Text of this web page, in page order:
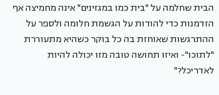
הבית שחלמה על "בית כמו במגזינים" אינה מחמיצה אף
הזדמנות כדי להודות על הגשמת חלומה ולספר על
ההתרגשות שאוחזת בה כל בוקר כשהיא מתעוררת
"לתוכו"- ואיזו תחושה טובה מזו יכולה להיות
לאדריכל?"